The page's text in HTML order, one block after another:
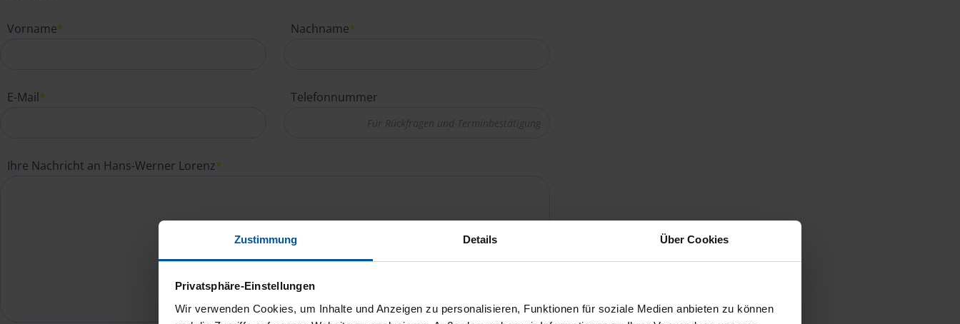
Zustimmung Details Über Cookies
Privatsphäre-Einstellungen
Wir verwenden Cookies, um Inhalte und Anzeigen zu personalisieren, Funktionen für soziale Medien anbieten zu können
Vorname* Nachname*
E-Mail* Telefonnummer
Ihre Nachricht an Hans-Werner Lorenz*